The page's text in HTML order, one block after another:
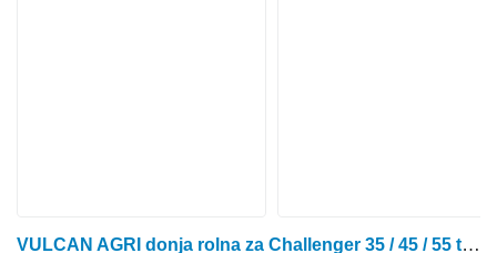
VULCAN AGRI donja rolna za Challenger 35 / 45 / 55 traktora gusjeničara